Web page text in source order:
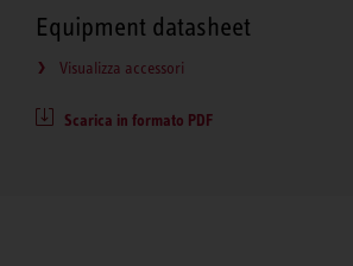
Equipment datasheet
Visualizza accessori
Scarica in formato PDF